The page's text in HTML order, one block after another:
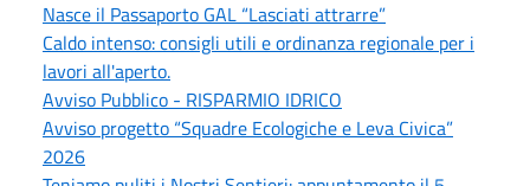
Nasce il Passaporto GAL “Lasciati attrarre”
Caldo intenso: consigli utili e ordinanza regionale per i
lavori all'aperto.
Avviso Pubblico - RISPARMIO IDRICO
Avviso progetto “Squadre Ecologiche e Leva Civica”
2026